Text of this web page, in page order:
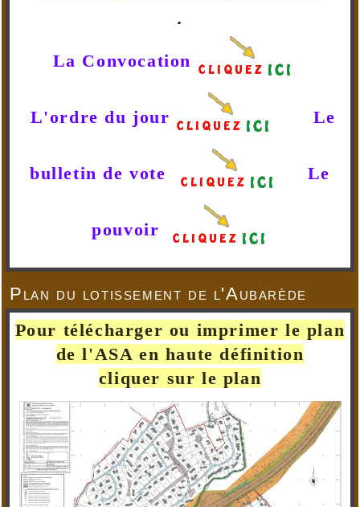
.
La Convocation
L'ordre du jour Le
bulletin de vote Le
pouvoir
Plan du lotissement de l'Aubarède
Pour télécharger ou imprimer le plan
de l'ASA en haute définition
cliquer sur le plan